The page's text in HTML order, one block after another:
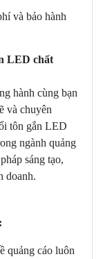
và bảo hành
LED chất
hành cùng bạn
và chuyên
tôn gắn LED
ngành quảng
sáng tạo,
doanh.
quảng cáo luôn